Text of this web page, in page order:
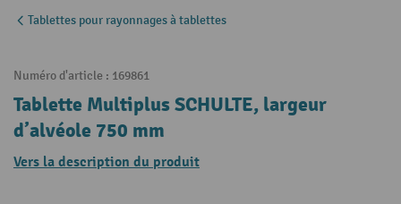
Tablettes pour rayonnages à tablettes
Numéro d'article : 169861
Tablette Multiplus SCHULTE, largeur
d’alvéole 750 mm
Vers la description du produit